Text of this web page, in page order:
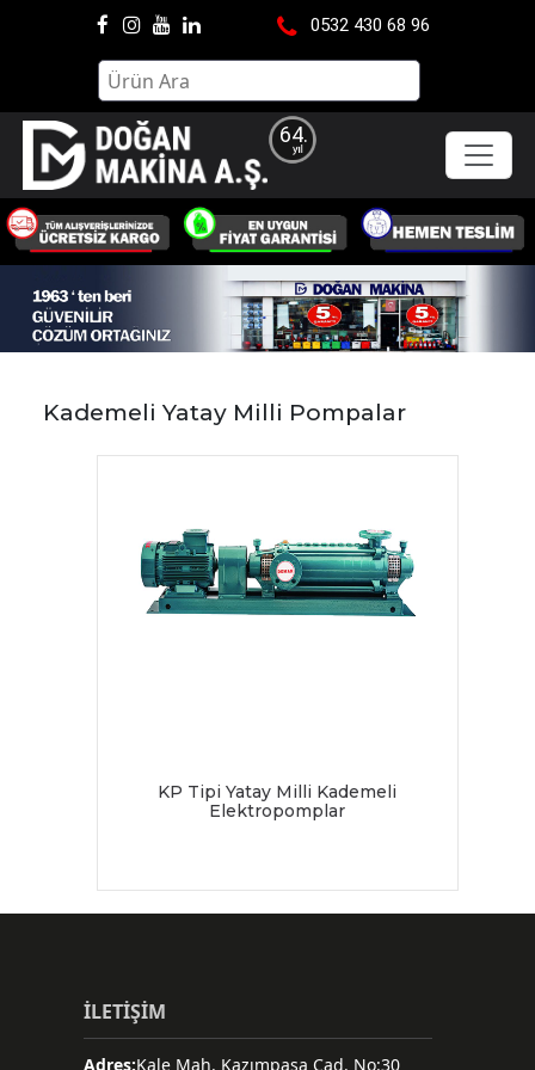
0532 430 68 96
64.
Kademeli Yatay Milli Pompalar
KP Tipi Yatay Milli Kademeli
Elektropomplar
İLETİŞİM
Adres:Kale Mah. Kazımpaşa Cad. No:30